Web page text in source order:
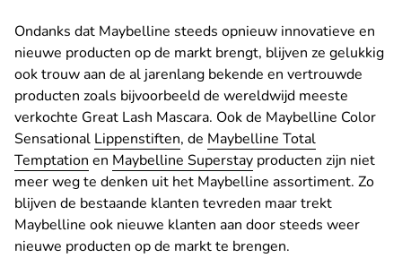
Ondanks dat Maybelline steeds opnieuw innovatieve en
nieuwe producten op de markt brengt, blijven ze gelukkig
ook trouw aan de al jarenlang bekende en vertrouwde
producten zoals bijvoorbeeld de wereldwijd meeste
verkochte Great Lash Mascara. Ook de Maybelline Color
Sensational Lippenstiften, de Maybelline Total
Temptation en Maybelline Superstay producten zijn niet
meer weg te denken uit het Maybelline assortiment. Zo
blijven de bestaande klanten tevreden maar trekt
Maybelline ook nieuwe klanten aan door steeds weer
nieuwe producten op de markt te brengen.